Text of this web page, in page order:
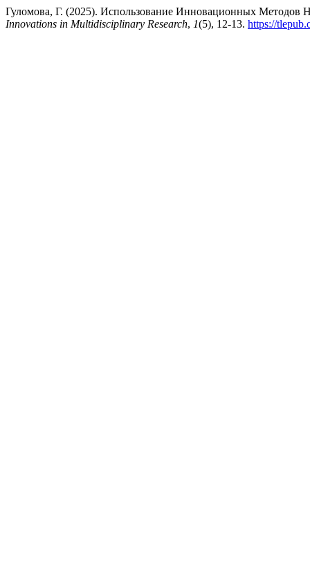
Гуломова, Г. (2025). Использование Инновационных Методов
Innovations in Multidisciplinary Research, 1(5), 12-13. https://